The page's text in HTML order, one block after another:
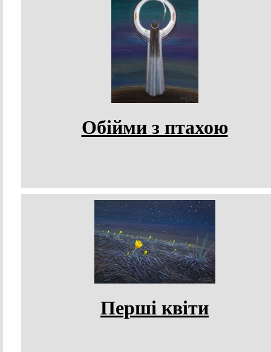
Обійми з птахою
Перші квіти